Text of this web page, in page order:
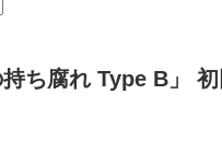
ち腐れ Type B」